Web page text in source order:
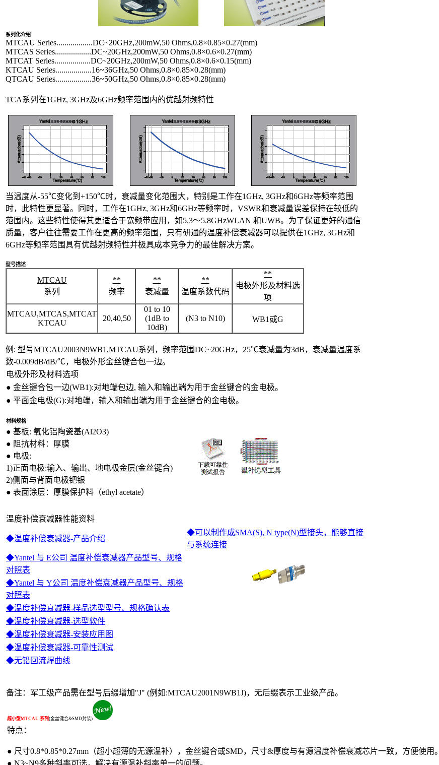
系列化介绍
MTCAU Series..................DC~20GHz,200mW,50 Ohms,0.8×0.85×0.27(mm)
MTCAS Series..................DC~20GHz,200mW,50 Ohms,0.8×0.6×0.27(mm)
MTCAT Series..................DC~20GHz,200mW,50 Ohms,0.8×0.6×0.15(mm)
KTCAU Series..................16~36GHz,50 Ohms,0.8×0.85×0.28(mm)
QTCAU Series..................36~50GHz,50 Ohms,0.8×0.85×0.28(mm)
TCA系列在1GHz, 3GHz及6GHz频率范围内的优越射频特性
当温度从-55℃变化到+150℃时，衰减量变化范围大，特别是工作在1GHz, 3GHz和6GHz等频率范围
时，此特性更显著。同时，工作在1GHz, 3GHz和6GHz等频率时，VSWR和衰减量误差保持在较低的
范围内。这些特性使得其更适合于宽频带应用，如5.3～5.8GHzWLAN 和UWB。为了保证更好的通信
质量，客户往往需要工作在更高的频率范围，只有研通的温度补偿衰减器可以提供在1GHz, 3GHz和
6GHz等频率范围具有优越射频特性并极具成本竞争力的最佳解决方案。
型号描述
MTCAU
系列
**
频率
**
衰减量
**
温度系数代码
**
电极外形及材料选
项
MTCAU,MTCAS,MTCAT
KTCAU
20,40,50
01 to 10
(1dB to
10dB)
(N3 to N10) WB1或G
例: 型号MTCAU2003N9WB1,MTCAU系列，频率范围DC~20GHz，25℃衰减量为3dB，衰减量温度系
数-0.009dB/dB/℃，电极外形金丝键合包一边。
电极外形及材料选项
● 金丝键合包一边(WB1):对地端包边, 输入和输出端为用于金丝键合的金电极。
● 平面金电极(G):对地端，输入和输出端为用于金丝键合的金电极。
材料规格
● 基板: 氧化铝陶瓷基(Al2O3)
● 阻抗材料：厚膜
● 电极:
1)正面电极:输入、输出、地电极金层(金丝键合)
2)侧面与背面电极钯银
● 表面涂层：厚膜保护料（ethyl acetate）
温度补偿衰减器性能资料
◆温度补偿衰减器-产品介绍
◆可以制作成SMA(S), N type(N)型接头，能够直接
与系统连接
◆Yantel 与 E公司 温度补偿衰减器产品型号、规格
对照表
◆Yantel 与 Y公司 温度补偿衰减器产品型号、规格
对照表
◆温度补偿衰减器-样品选型型号、规格确认表
◆温度补偿衰减器-选型软件
◆温度补偿衰减器-安装应用图
◆温度补偿衰减器-可靠性测试
◆无铅回流焊曲线
备注：军工级产品需在型号后缀增加"J" (例如:MTCAU2001N9WB1J)，无后缀表示工业级产品。
超小型MTCAU 系列 (金丝键合&SMD封装)
特点：
● 尺寸0.8*0.85*0.27mm（超小超薄的无源温补），金丝键合或SMD，尺寸&厚度与有源温度补偿衰减芯片一致，方便使用。
● N3~N9多种斜率可选，解决有源温补斜率单一的问题。